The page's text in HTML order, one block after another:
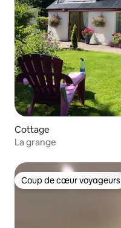
Cottage
La grange
Coup de cœur voyageurs
Coup de cœur voyageurs